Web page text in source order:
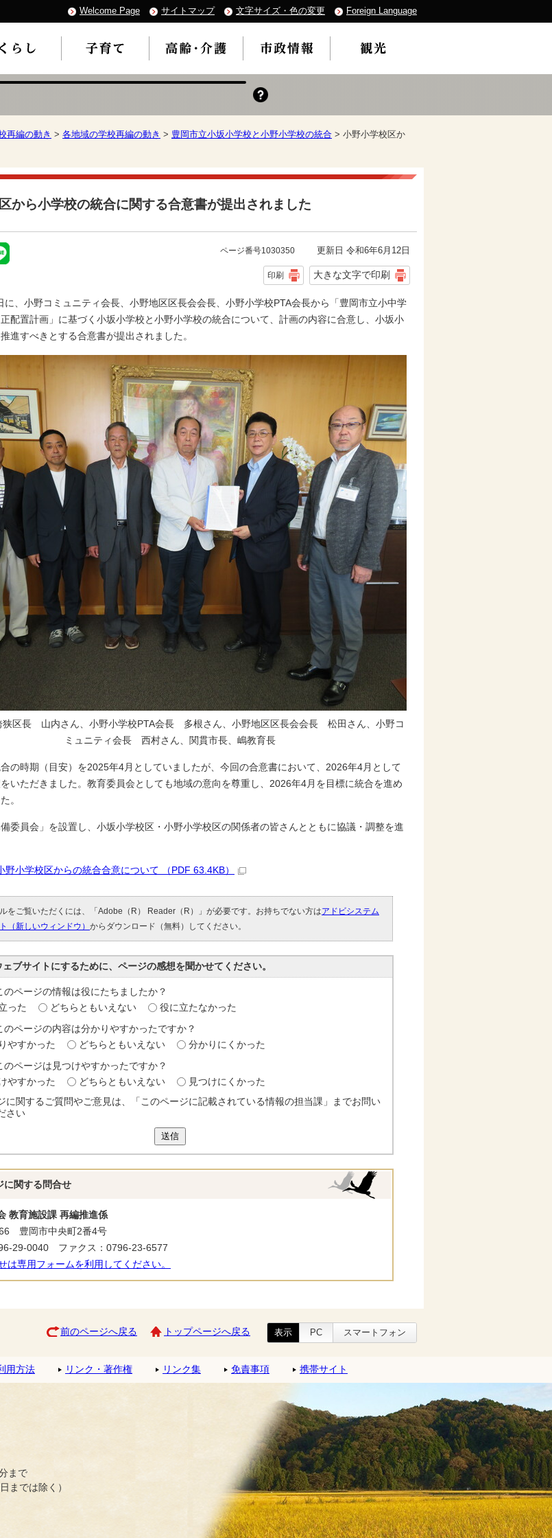
Welcome Page サイトマップ 文字サイズ・色の変更 Foreign Language
再編の動き > 各地域の学校再編の動き > 豊岡市立小坂小学校と小野小学校の統合 > 小野小学校区か
から小学校の統合に関する合意書が提出されました
ページ番号1030350 更新日 令和6年6月12日
印刷 大きな文字で印刷
、小野コミュニティ会長、小野地区区長会会長、小野小学校PTA会長から「豊岡市立小中学
配置計画」に基づく小坂小学校と小野小学校の統合について、計画の内容に合意し、小坂小
進すべきとする合意書が提出されました。
狭区長 山内さん、小野小学校PTA会長 多根さん、小野地区区長会会長 松田さん、小野コ
ミュニティ会長 西村さん、関貫市長、嶋教育長
の時期（目安）を2025年4月としていましたが、今回の合意書において、2026年4月として
いただきました。教育委員会としても地域の意向を尊重し、2026年4月を目標に統合を進め
。
委員会」を設置し、小坂小学校区・小野小学校区の関係者の皆さんとともに協議・調整を進
野小学校区からの統合合意について （PDF 63.4KB）
をご覧いただくには、「Adobe（R） Reader（R）」が必要です。お持ちでない方はアドビシステム
（新しいウィンドウ） からダウンロード（無料）してください。
ブサイトにするために、ページの感想を聞かせてください。
のページの情報は役にたちましたか？
った
どちらともいえない 役に立たなかった
のページの内容は分かりやすかったですか？
やすかった
どちらともいえない 分かりにくかった
のページは見つけやすかったですか？
やすかった
どちらともいえない
見つけにくかった
に関するご質問やご意見は、「このページに記載されている情報の担当課」までお問い
さい
送信
に関する問合せ
教育施設課 再編推進係
豊岡市中央町2番4号
29-0040 ファクス：0796-23-6577
は専用フォームを利用してください。
前のページへ戻る トップページへ戻る 表示 PC スマートフォン
用方法 リンク・著作権 リンク集 免責事項 携帯サイト
まで
までは除く）